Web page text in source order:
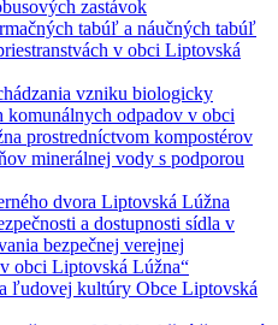
zastávok
tabúľ a náučných tabúľ
v obci Liptovská
vzniku biologicky
odpadov v obci
prostredníctvom kompostérov
minerálnej vody s podporou
dvora Liptovská Lúžna
a dostupnosti sídla v
bezpečnej verejnej
obci Liptovská Lúžna“
ľudovej kultúry Obce Liptovská